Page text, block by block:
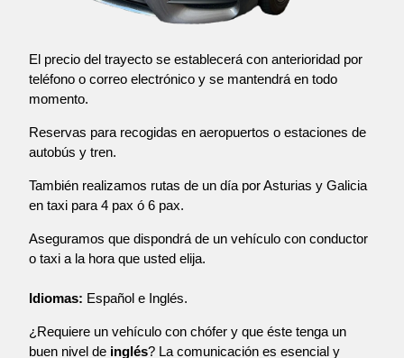
El precio del trayecto se establecerá con anterioridad por
teléfono o correo electrónico y se mantendrá en todo
momento.
Reservas para recogidas en aeropuertos o estaciones de
autobús y tren.
También realizamos rutas de un día por Asturias y Galicia
en taxi para 4 pax ó 6 pax.
Aseguramos que dispondrá de un vehículo con conductor
o taxi a la hora que usted elija.
Idiomas: Español e Inglés.
¿Requiere un vehículo con chófer y que éste tenga un
buen nivel de inglés? La comunicación es esencial y